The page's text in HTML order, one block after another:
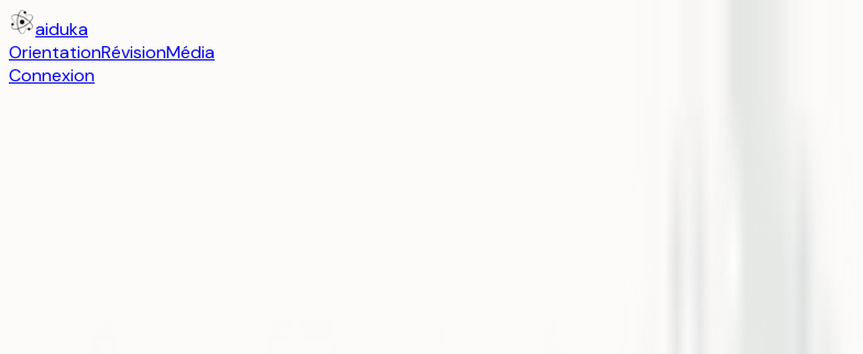
aiduka
OrientationRévisionMédia
Connexion